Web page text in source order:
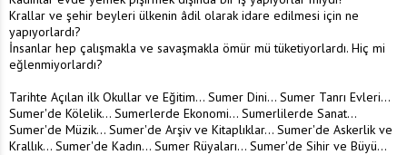
Krallar ve şehir beyleri ülkenin âdil olarak idare edilmesi için ne
yapıyorlardı?
İnsanlar hep çalışmakla ve savaşmakla ömür mü tüketiyorlardı. Hiç mi
eğlenmiyorlardı?
Tarihte Açılan ilk Okullar ve Eğitim... Sumer Dini... Sumer Tanrı Evleri...
Sumer'de Kölelik... Sumerlerde Ekonomi... Sumerlilerde Sanat...
Sumer'de Müzik... Sumer'de Arşiv ve Kitaplıklar... Sumer'de Askerlik ve
Krallık... Sumer'de Kadın... Sumer Rüyaları... Sumer'de Sihir ve Büyü...